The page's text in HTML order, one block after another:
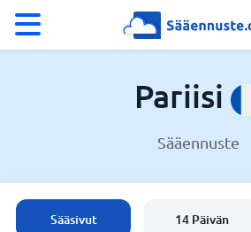
Ranska
Pariisi
Sääennuste
Sääsivut 14 Päivän